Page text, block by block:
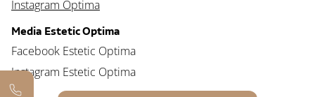
Instagram Optima
Media Estetic Optima
Facebook Estetic Optima
Instagram Estetic Optima